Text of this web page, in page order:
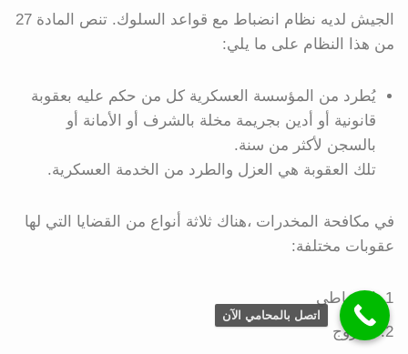
الجيش لديه نظام انضباط مع قواعد السلوك. تنص المادة 27
من هذا النظام على ما يلي:
يُطرد من المؤسسة العسكرية كل من حكم عليه بعقوبة
قانونية أو أدين بجريمة مخلة بالشرف أو الأمانة أو
بالسجن لأكثر من سنة.
تلك العقوبة هي العزل والطرد من الخدمة العسكرية.
في مكافحة المخدرات ،هناك ثلاثة أنواع من القضايا التي لها
عقوبات مختلفة:
المتعاطي
المروج
اتصل بالمحامي الآن